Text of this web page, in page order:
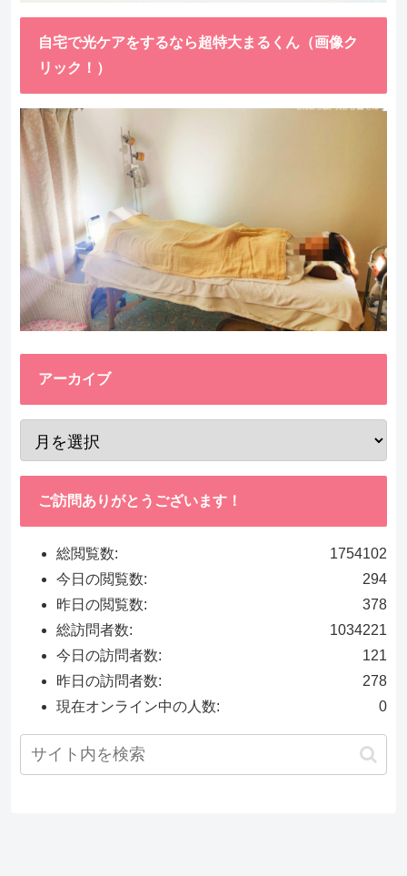
自宅で光ケアをするなら超特大まるくん（画像ク
リック！）
アーカイブ
ご訪問ありがとうございます！
1754102
総閲覧数:
294
今日の閲覧数:
378
昨日の閲覧数:
1034221
総訪問者数:
121
今日の訪問者数:
278
昨日の訪問者数:
0
現在オンライン中の人数: